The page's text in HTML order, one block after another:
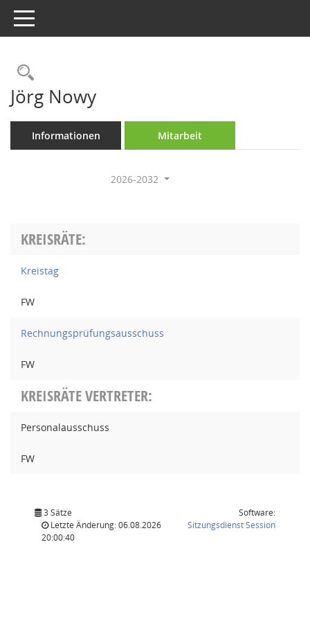
Toggle navigation
Rechercheauswahl
Jörg Nowy
Informationen Mitarbeit
2026-2032
KREISRÄTE:
Kreistag
FW
Rechnungsprüfungsausschuss
FW
KREISRÄTE VERTRETER:
Personalausschuss
FW
3 Sätze
Letzte Änderung: 06.08.2026
20:00:40
Software:
SitzungsdienstSession(Wird in